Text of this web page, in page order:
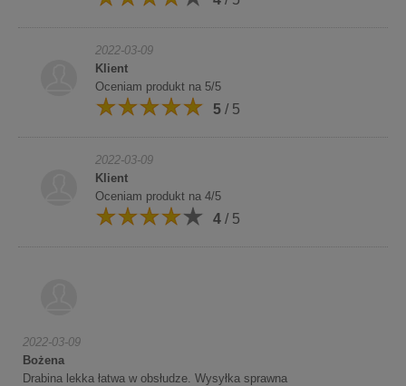
2022-03-09
Klient
Oceniam produkt na 5/5
5 / 5
2022-03-09
Klient
Oceniam produkt na 4/5
4 / 5
2022-03-09
Bożena
Drabina lekka łatwa w obsłudze. Wysyłka sprawna